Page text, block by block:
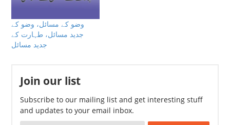
وضو کے مسائل، وضو کے
جدید مسائل، طہارت کے
جدید مسائل
Join our list
Subscribe to our mailing list and get interesting stuff
and updates to your email inbox.